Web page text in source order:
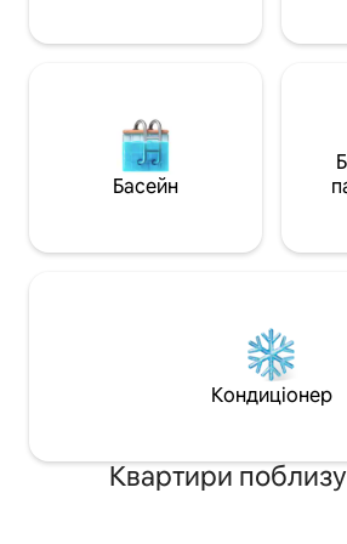
ідеально підходить для гостей із
домашніми тваринами. Чудове
Басейн
Кондиціонер
Квартири